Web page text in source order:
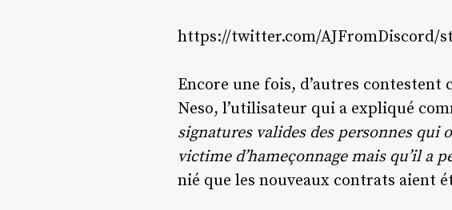
https://twitter.com/AJFromDiscord/
Encore une fois, d’autres
Neso, l’utilisateur qui a expliqué
signatures valides des personnes qui
victime d’hameçonnage mais qu’il a
nié que les nouveaux contrats aient